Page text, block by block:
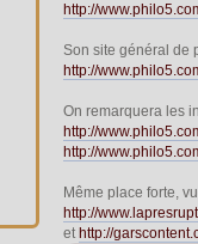
http://
Son site général de
http://
On remarquera les
http://
http://
Même place forte,
http://
et http://